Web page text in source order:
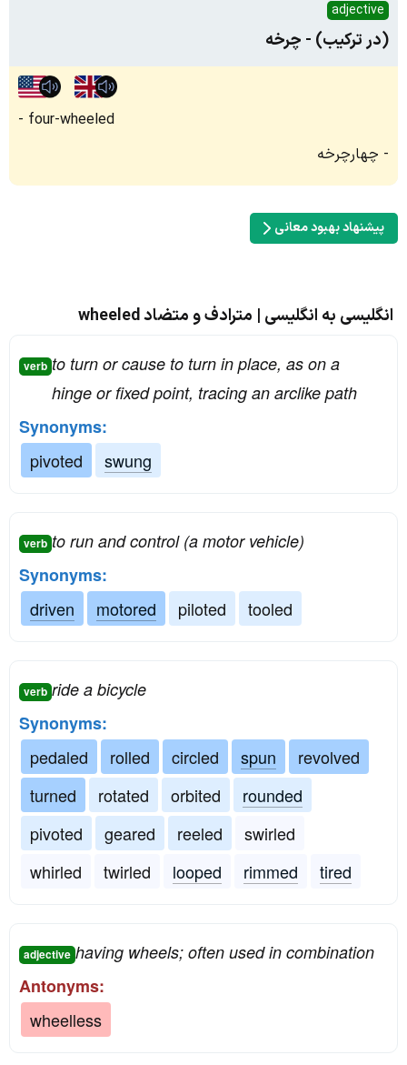
adjective
(در ترکیب) - چرخه
four-wheeled
چهارچرخه
پیشنهاد بهبود معانی
انگلیسی به انگلیسی | مترادف و متضاد wheeled
verb to turn or cause to turn in place, as on a
hinge or fixed point, tracing an arclike path
Synonyms:
pivoted
swung
verb to run and control (a motor vehicle)
Synonyms:
driven
motored piloted tooled
verb ride a bicycle
Synonyms:
pedaled
rolled circled spun
revolved
turned
rotated orbited
rounded
pivoted
geared reeled
swirled
whirled
twirled looped rimmed tired
adjective having wheels; often used in combination
Antonyms:
wheelless